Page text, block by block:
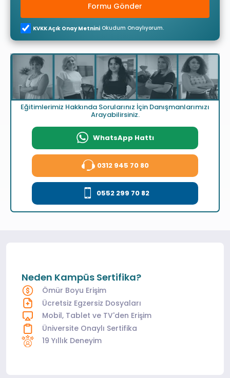
Formu Gönder
KVKK Açık Onay Metnini Okudum Onaylıyorum.
Eğitimlerimiz Hakkında Sorularınız İçin Danışmanlarımızı
Arayabilirsiniz.
WhatsApp Hattı
0312 945 70 80
0552 299 70 82
Neden Kampüs Sertifika?
Ömür Boyu Erişim
Ücretsiz Egzersiz Dosyaları
Mobil, Tablet ve TV'den Erişim
Üniversite Onaylı Sertifika
19 Yıllık Deneyim